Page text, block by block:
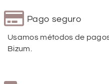
Pago seguro
Usamos métodos de
Bizum.